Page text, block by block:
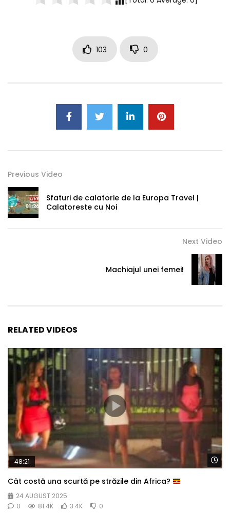
103 0
Previous Video
Sfaturi de calatorie de la Europa Travel |
Calatoreste cu Noi
Next Video
Machiajul unei femei!
RELATED VIDEOS
48:21
Cât costă una scurtă pe străzile din Africa?
24 AUGUST 2025
0
81.4K 3.4K 0